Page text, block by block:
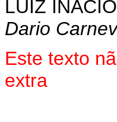
LUIZ
Dario
Este texto
extra